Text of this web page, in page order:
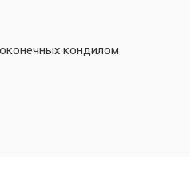
кондилом